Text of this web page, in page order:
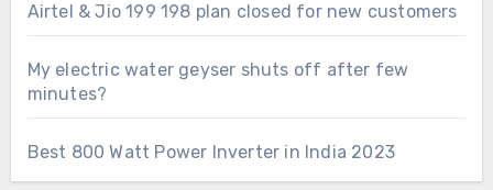
Airtel & Jio 199 198 plan closed for new customers
My electric water geyser shuts off after few
minutes?
Best 800 Watt Power Inverter in India 2023